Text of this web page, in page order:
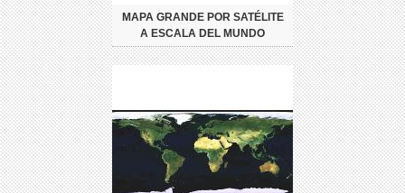
MAPA GRANDE POR SATÉLITE
A ESCALA DEL MUNDO